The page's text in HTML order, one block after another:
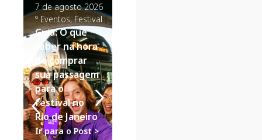
7 de agosto 2026
ºEventos,Festival
Guia: O que
saber na hora
de comprar
sua passagem
para o
festival no
Rio de Janeiro
Ir para o Post >